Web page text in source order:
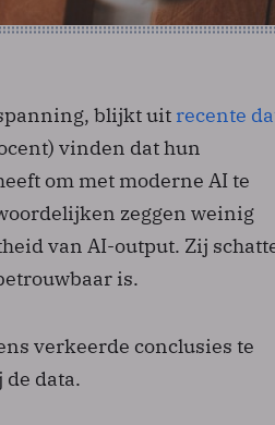
blijkt uit recente
vinden dat hun
om met moderne AI te
zeggen weinig
van AI-output. Zij
is.
verkeerde conclusies te
data.